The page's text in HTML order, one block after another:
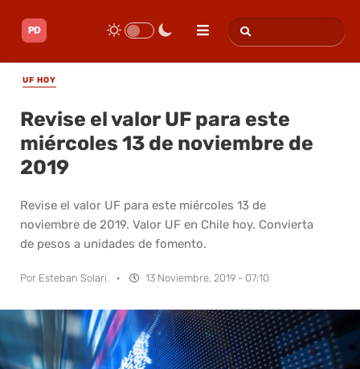
UF HOY
Revise el valor UF para este
miércoles 13 de noviembre de
2019
Revise el valor UF para este miércoles 13 de
noviembre de 2019. Valor UF en Chile hoy. Convierta
de pesos a unidades de fomento.
Por Esteban Solari · 13 Noviembre, 2019 - 07:10